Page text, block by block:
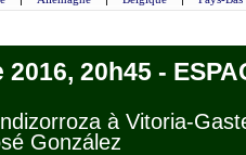
20h45 -
à Vitoria-
González